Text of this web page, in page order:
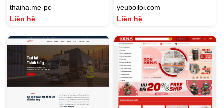
thaiha.me-pc
Liên hệ
yeuboiloi.com
Liên hệ